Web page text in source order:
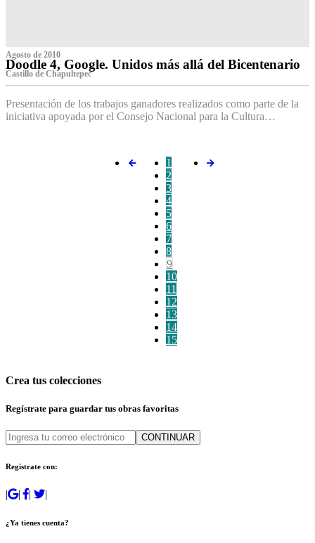
Agosto de 2010
Doodle 4, Google. Unidos más allá del Bicentenario
Castillo de Chapultepec
Presentación de los trabajos ganadores realizados como parte de la
iniciativa apoyada por el Consejo Nacional para la Cultura…
1
2
3
4
5
6
7
8
9
10
11
12
13
14
15
Crea tus colecciones
Regístrate para guardar tus obras favoritas
CONTINUAR
Regístrate con:
| | | |
¿Ya tienes cuenta?